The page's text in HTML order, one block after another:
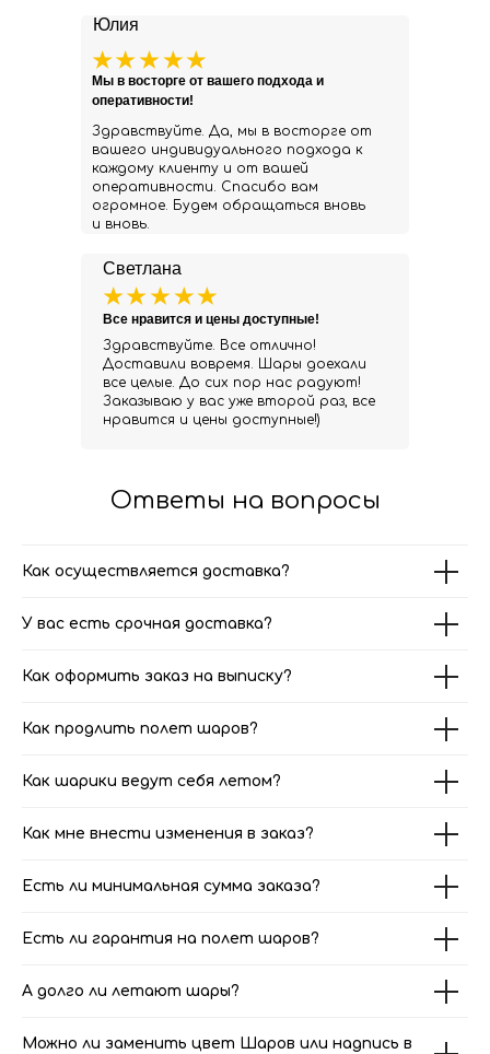
Юлия
Здравствуйте. Да, мы в восторге от
вашего индивидуального подхода к
каждому клиенту и от вашей
оперативности. Спасибо вам
огромное. Будем обращаться вновь
и вновь.
Мы в восторге от вашего подхода и
оперативности!
Светлана
Здравствуйте. Все отлично!
Доставили вовремя. Шары доехали
все целые. До сих пор нас радуют!
Заказываю у вас уже второй раз, все
нравится и цены доступные!)
Все нравится и цены доступные!
Ответы на вопросы
Как осуществляется доставка?
У вас есть срочная доставка?
Как оформить заказ на выписку?
Как продлить полет шаров?
Как шарики ведут себя летом?
Как мне внести изменения в заказ?
Есть ли минимальная сумма заказа?
Есть ли гарантия на полет шаров?
А долго ли летают шары?
Можно ли заменить цвет Шаров или надпись в